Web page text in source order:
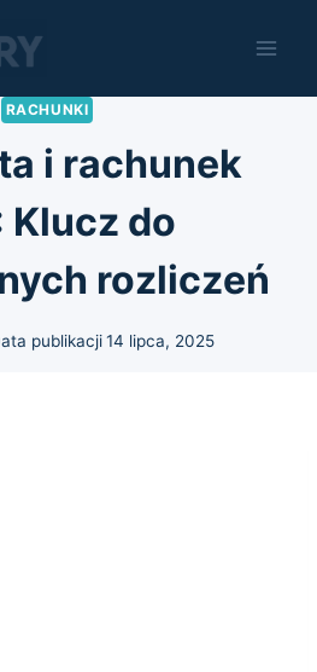
RACHUNKI
i rachunek
Klucz do
rozliczeń
publikacji 14 lipca, 2025